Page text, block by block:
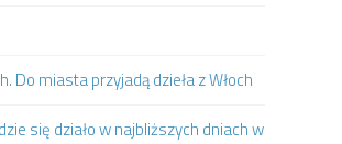
miasta przyjadą dzieła z Włoch
się działo w najbliższych dniach w